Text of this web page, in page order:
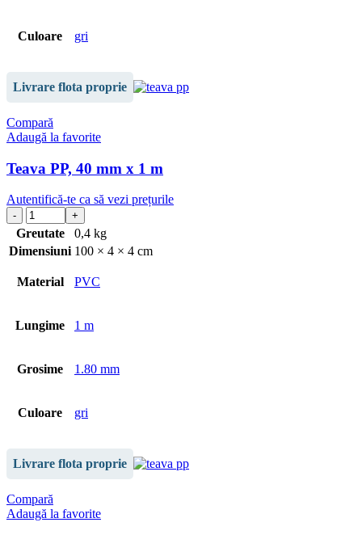
Culoare gri
Livrare flota proprie
Compară
Adaugă la favorite
Teava PP, 40 mm x 1 m
Autentifică-te ca să vezi prețurile
Greutate
0,4 kg
Dimensiuni 100 × 4 × 4 cm
Material PVC
Lungime 1 m
Grosime 1.80 mm
Culoare gri
Livrare flota proprie
Compară
Adaugă la favorite